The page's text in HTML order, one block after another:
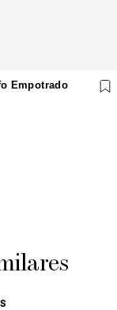
Empotrado